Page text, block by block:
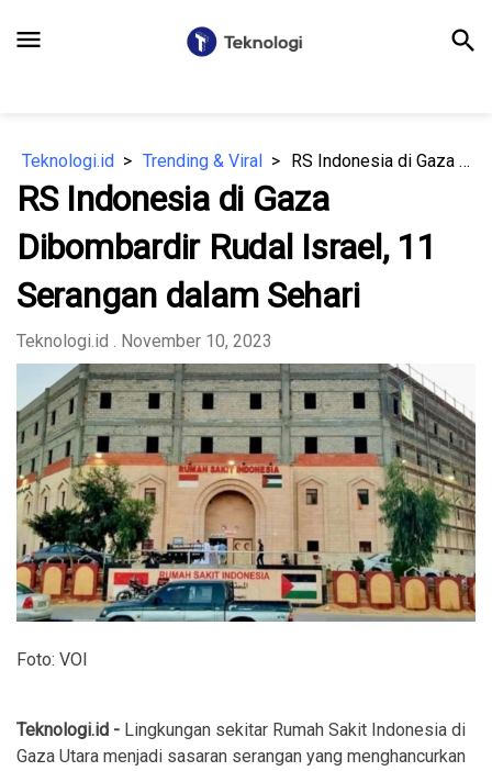
menu search
Teknologi.id Trending & Viral RS Indonesia di Gaza Dibombardir Rudal Israel, 11 Serangan dalam Sehari
RS Indonesia di Gaza
Dibombardir Rudal Israel, 11
Serangan dalam Sehari
Teknologi.id . November 10, 2023
Foto: VOI
Teknologi.id - Lingkungan sekitar Rumah Sakit Indonesia di
Gaza Utara menjadi sasaran serangan yang menghancurkan